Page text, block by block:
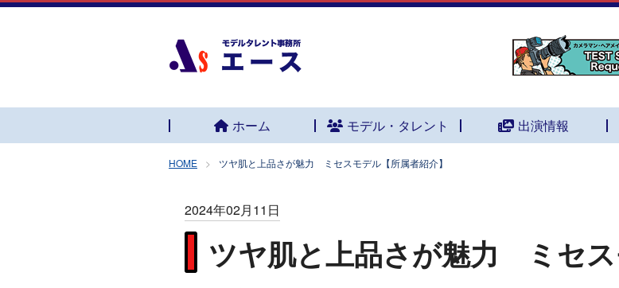
ホーム モデル・タレント 出演情報
HOME ツヤ肌と上品さが魅力 ミセスモデル【所属者紹介】
2024年02月11日
ツヤ肌と上品さが魅力 ミセ